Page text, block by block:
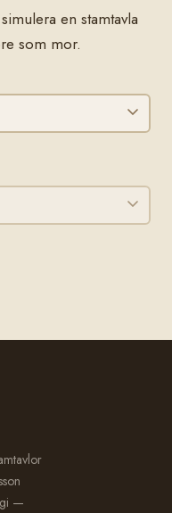
en stamtavla
som mor.
—